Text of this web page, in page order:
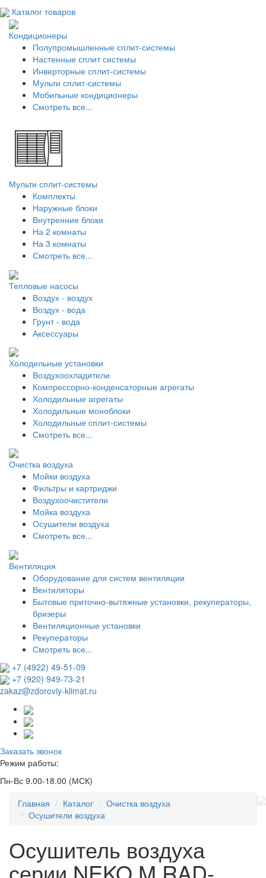
Каталог товаров
Кондиционеры
Полупромышленные сплит-системы
Настенные сплит системы
Инверторные сплит-системы
Мульти сплит-системы
Мобильные кондиционеры
Смотреть все...
Мульти сплит-системы
Комплекты
Наружные блоки
Внутренние блоки
На 2 комнаты
На 3 комнаты
Смотреть все...
Тепловые насосы
Воздух - воздух
Воздух - вода
Грунт - вода
Аксессуары
Холодильные установки
Воздухоохладители
Компрессорно-конденсаторные агрегаты
Холодильные агрегаты
Холодильные моноблоки
Холодильные сплит-системы
Смотреть все...
Очистка воздуха
Мойки воздуха
Фильтры и картриджи
Воздухоочистители
Мойка воздуха
Осушители воздуха
Смотреть все...
Вентиляция
Оборудование для систем вентиляции
Вентиляторы
Бытовые приточно-вытяжные установки, рекуператоры,
бризеры
Вентиляционные установки
Рекуператоры
Смотреть все...
+7 (4922) 49-51-09
+7 (920) 949-73-21
zakaz@zdoroviy-klimat.ru
Заказать звонок
Режим работы:
Пн-Вс 9.00-18.00 (МСК)
Главная
Каталог
Очистка воздуха
Осушители воздуха
Осушитель воздуха